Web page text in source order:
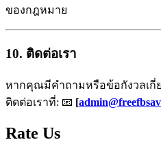
ของกฎหมาย
10. ติดต่อเรา
หากคุณมีคำถามหรือข้อกังวลเกี่
ติดต่อเราที่: 📧 [
Rate Us